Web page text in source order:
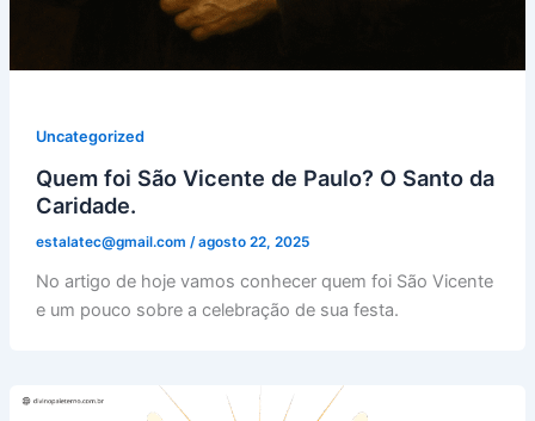
Uncategorized
Quem foi São Vicente de Paulo? O Santo da
Caridade.
estalatec@gmail.com /agosto 22, 2025
No artigo de hoje vamos conhecer quem foi São Vicente
e um pouco sobre a celebração de sua festa.